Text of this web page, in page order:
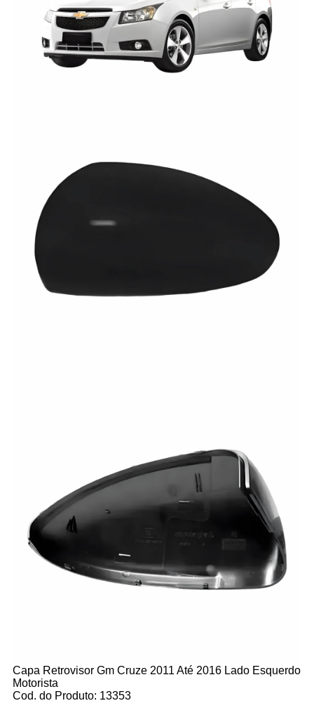
Capa Retrovisor Gm Cruze 2011 Até 2016 Lado Esquerdo
Motorista
Cod. do Produto: 13353